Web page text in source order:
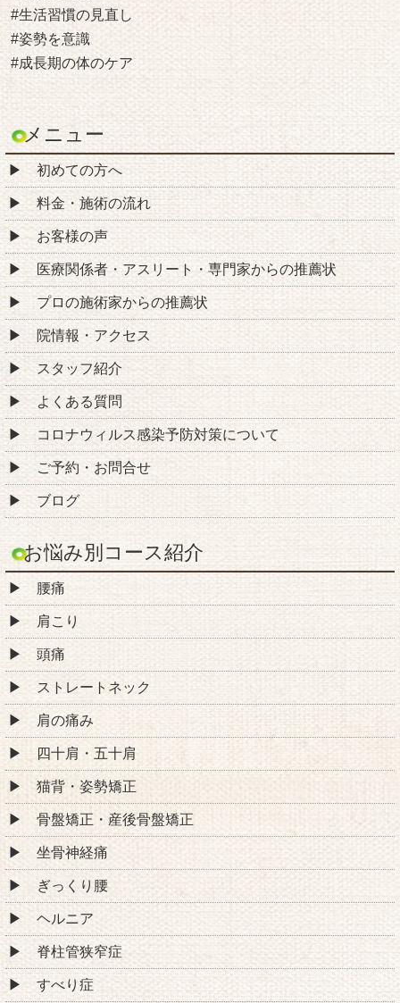
#生活習慣の見直し
#姿勢を意識
#成長期の体のケア
メニュー
初めての方へ
料金・施術の流れ
お客様の声
医療関係者・アスリート・専門家からの推薦状
プロの施術家からの推薦状
院情報・アクセス
スタッフ紹介
よくある質問
コロナウィルス感染予防対策について
ご予約・お問合せ
ブログ
お悩み別コース紹介
腰痛
肩こり
頭痛
ストレートネック
肩の痛み
四十肩・五十肩
猫背・姿勢矯正
骨盤矯正・産後骨盤矯正
坐骨神経痛
ぎっくり腰
ヘルニア
脊柱管狭窄症
すべり症